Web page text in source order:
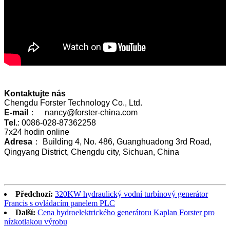
Kontaktujte nás
Chengdu Forster Technology Co., Ltd.
E-mail
： nancy@forster-china.com
Tel.: 0086-028-87362258
7x24 hodin online
Adresa ： Building 4, No. 486, Guanghuadong 3rd Road,
Qingyang District, Chengdu city, Sichuan, China
Předchozí: 320KW hydraulický vodní turbínový generátor
Francis s ovládacím panelem PLC
Další: Cena hydroelektrického generátoru Kaplan Forster pro
nízkotlakou výrobu